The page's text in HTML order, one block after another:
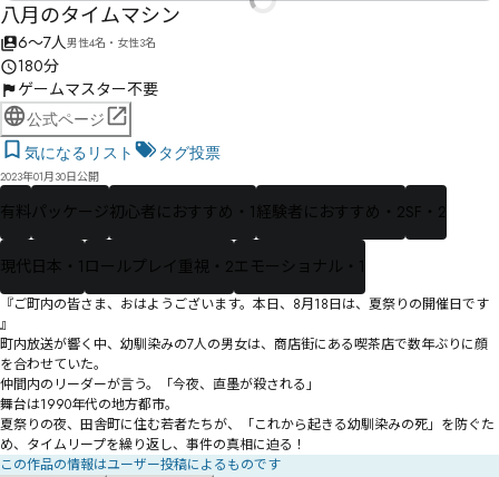
八月のタイムマシン
6〜7人男性4名・女性3名
180分
ゲームマスター不要
公式ページ
気になるリスト
タグ投票
2023年01月30日公開
有料 パッケージ 初心者におすすめ・1経験者におすすめ・2SF・2
現代日本・1 ロールプレイ重視・2 エモーショナル・1
『ご町内の皆さま、おはようございます。本日、8月18日は、夏祭りの開催日です
――』
町内放送が響く中、幼馴染みの7人の男女は、商店街にある喫茶店で数年ぶりに顔
を合わせていた。
仲間内のリーダーが言う。「今夜、直墨が殺される――」
舞台は1990年代の地方都市。
夏祭りの夜、田舎町に住む若者たちが、「これから起きる幼馴染みの死」を防ぐた
め、タイムリープを繰り返し、事件の真相に迫る！
この作品の情報はユーザー投稿によるものです